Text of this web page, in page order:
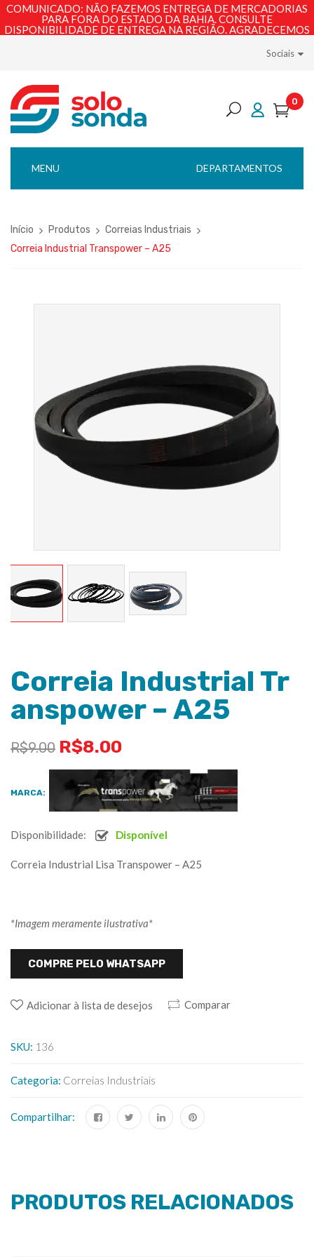
COMUNICADO: NÃO FAZEMOS ENTREGA DE MERCADORIAS
PARA FORA DO ESTADO DA BAHIA. CONSULTE
DISPONIBILIDADE DE ENTREGA NA REGIÃO. AGRADECEMOS
Sociais
0
DEPARTAMENTOS
MENU
Início Produtos
Correias Industriais
Correia Industrial Transpower – A25
Correia Industrial Tr
anspower – A25
R$9.00 R$8.00
MARCA:
Disponibilidade: Disponível
Correia Industrial Lisa Transpower – A25
*Imagem meramente ilustrativa*
COMPRE PELO WHATSAPP
Adicionar à lista de desejos Comparar
SKU: 136
Categoria: Correias Industriais
Compartilhar:
PRODUTOS RELACIONADOS